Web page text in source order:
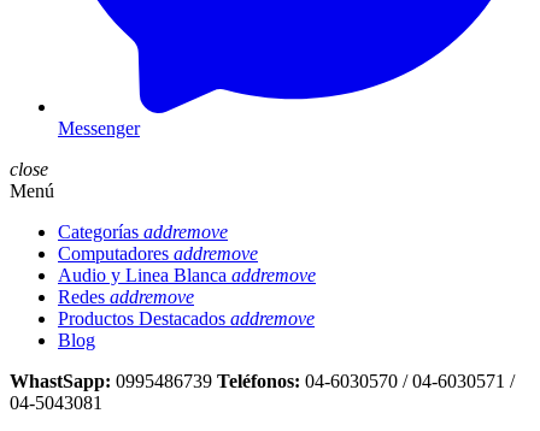
Messenger
close
Menú
Categorías addremove
Computadores addremove
Audio y Linea Blanca addremove
Redes addremove
Productos Destacados addremove
Blog
WhastSapp: 0995486739 Teléfonos: 04-6030570 / 04-6030571 /
04-5043081